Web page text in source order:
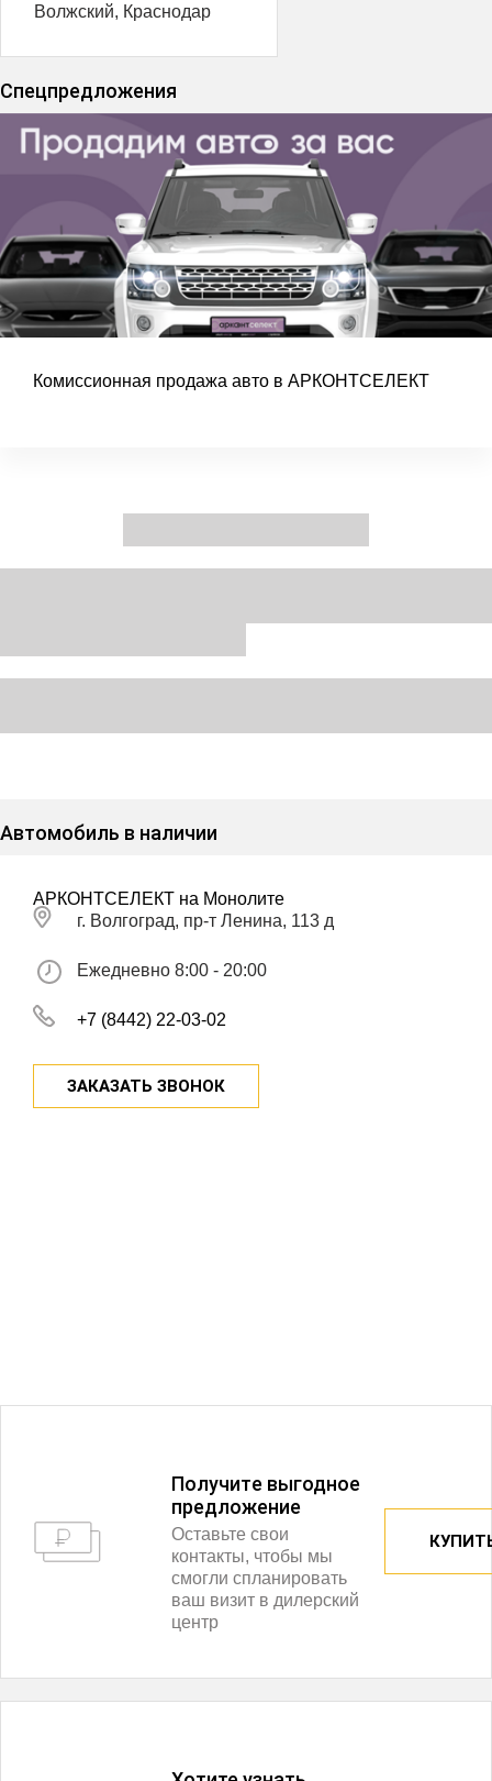
Волжский, Краснодар
Спецпредложения
Комиссионная продажа авто в АРКОНТСЕЛЕКТ
Автомобиль в наличии
АРКОНТСЕЛЕКТ на Монолите
г. Волгоград, пр-т Ленина, 113 д
Ежедневно 8:00 - 20:00
+7 (8442) 22-03-02
ЗАКАЗАТЬ ЗВОНОК
Получитe выгодное
предложение
Оставьте свои
контакты, чтобы мы
смогли спланировать
ваш визит в дилерский
центр